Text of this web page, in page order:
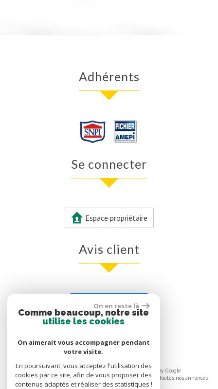
adhérents
se connecter
Espace propriétaire
avis client
0 avis
© 2026 | Tous droits réservés | Traduction powered by Google
Plan du site- Mentions légales-Nos honoraires-Liens- Admin Toutes nos annonces-
Politique RGPD
On en reste là
Comme beaucoup, notre site
utilise les cookies
On aimerait vous accompagner pendant
votre visite.
En poursuivant, vous acceptez l'utilisation des
cookies par ce site, afin de vous proposer des
contenus adaptés et réaliser des statistiques !